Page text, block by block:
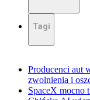
Tagi
Producenci aut
zwolnienia i
SpaceX mocno